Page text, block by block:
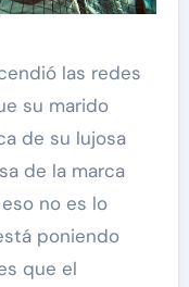
las redes
su marido
de su lujosa
de la marca
no es lo
poniendo
que el